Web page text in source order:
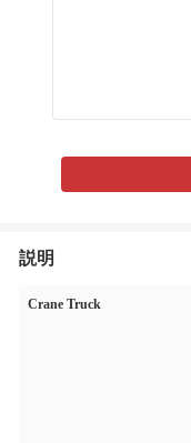
説明
Crane Truck